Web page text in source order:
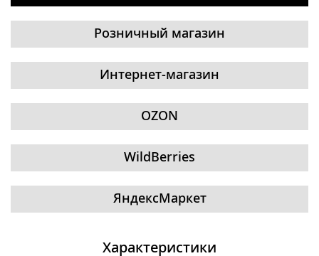
Розничный магазин
Интернет-магазин
OZON
WildBerries
ЯндексМаркет
Характеристики